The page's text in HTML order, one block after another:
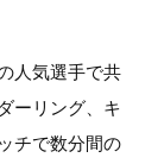
人気選手で共
ーリング、キ
チで数分間の